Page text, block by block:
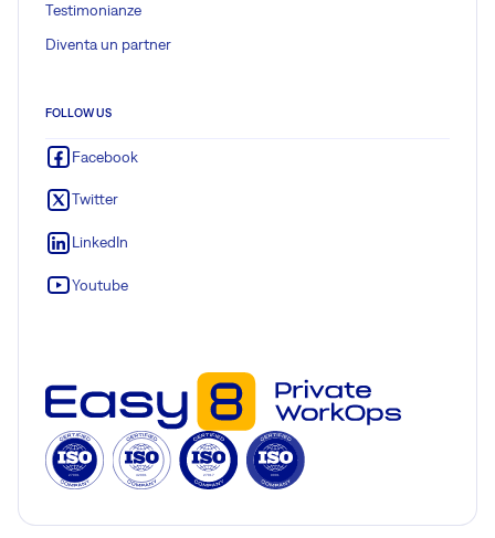
Testimonianze
Diventa un partner
FOLLOW US
Facebook
Twitter
LinkedIn
Youtube